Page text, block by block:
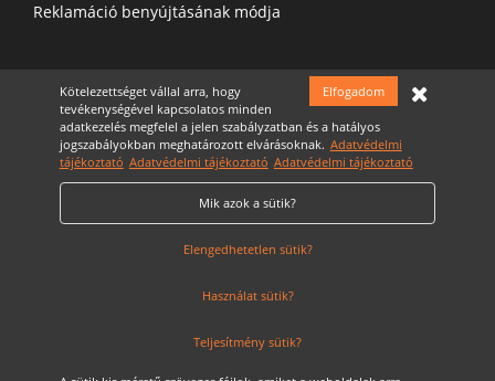
Reklamáció benyújtásának módja
Felíratkozás a hírelevélre
Adatvédelmi nyilatkozatot
Elfogadom
Kötelezettséget vállal arra, hogy
tevékenységével kapcsolatos minden
adatkezelés megfelel a jelen szabályzatban és a hatályos
jogszabályokban meghatározott elvárásoknak. Adatvédelmi
tájékoztató Adatvédelmi tájékoztató Adatvédelmi tájékoztató
Mik azok a sütik?
Elengedhetetlen sütik?
Használat sütik?
Teljesítmény sütik?